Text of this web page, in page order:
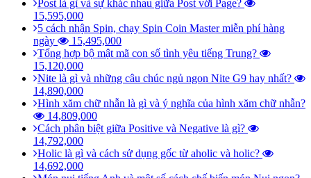
Post là gì và sự khác nhau giữa Post với Page?
15,595,000
5 cách nhận Spin, chạy Spin Coin Master miễn phí hàng
ngày
15,495,000
Tổng hợp bộ mật mã con số tình yêu tiếng Trung?
15,120,000
Nite là gì và những câu chúc ngủ ngon Nite G9 hay nhất?
14,890,000
Hình xăm chữ nhẫn là gì và ý nghĩa của hình xăm chữ nhẫn?
14,809,000
Cách phân biệt giữa Positive và Negative là gì?
14,792,000
Holic là gì và cách sử dụng gốc từ aholic và holic?
14,692,000